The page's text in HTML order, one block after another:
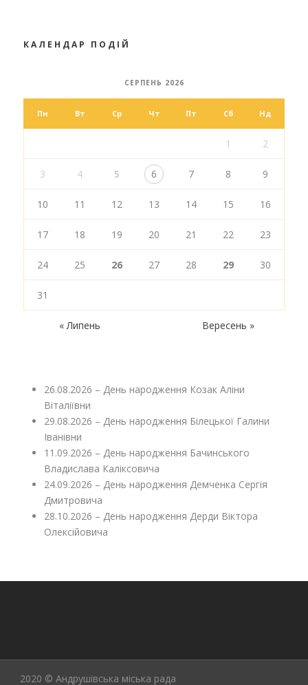
КАЛЕНДАР ПОДІЙ
СЕРПЕНЬ 2026
Пн Вт Ср Чт Пт Сб Нд
1 2
3 4 5 6 7 8 9
10 11 12 13 14 15 16
17 18 19 20 21 22 23
24 25 26 27 28 29 30
31
« Липень Вересень »
26.08.2026 – День народження Козак Аліни
Віталіївни
29.08.2026 – День народження Білецької Галини
Іванівни
11.09.2026 – День народження Бачинського
Владислава Каліксовича
24.09.2026 – День народження Демченка Сергія
Дмитровича
28.10.2026 – День народження Дерди Віктора
Олексійовича
2020 © Андрушівська міська рада